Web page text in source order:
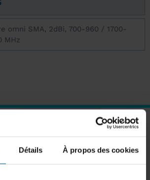
Détails À propos des cookies
omni SMA, 2dBi, 700-960 / 1700-
MHz
À NOTRE NEWSLETTER